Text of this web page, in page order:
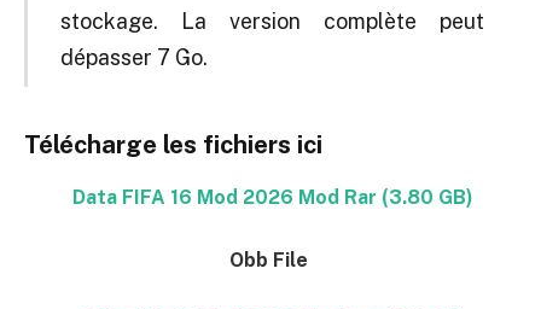
stockage. La version complète peut
dépasser 7 Go.
Télécharge les fichiers ici
Data FIFA 16 Mod 2026 Mod Rar (3.80 GB)
Obb File